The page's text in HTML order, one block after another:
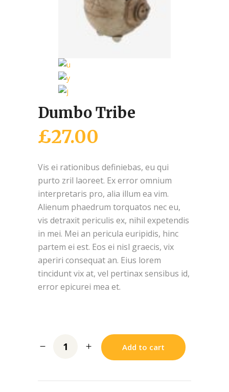
Dumbo Tribe
£27.00
Vis ei rationibus definiebas, eu qui
purto zril laoreet. Ex error omnium
interpretaris pro, alia illum ea vim.
Alienum phaedrum torquatos nec eu,
vis detraxit periculis ex, nihil expetendis
in mei. Mei an pericula euripidis, hinc
partem ei est. Eos ei nisl graecis, vix
aperiri consequat an. Eius lorem
tincidunt vix at, vel pertinax sensibus id,
error epicurei mea et.
Add to cart